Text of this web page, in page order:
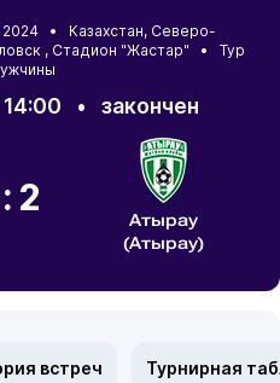
2024 • Казахстан, Северо-
, Стадион "Жастар" • Тур
• закончен
Атырау
(Атырау)
встреч Турнирная